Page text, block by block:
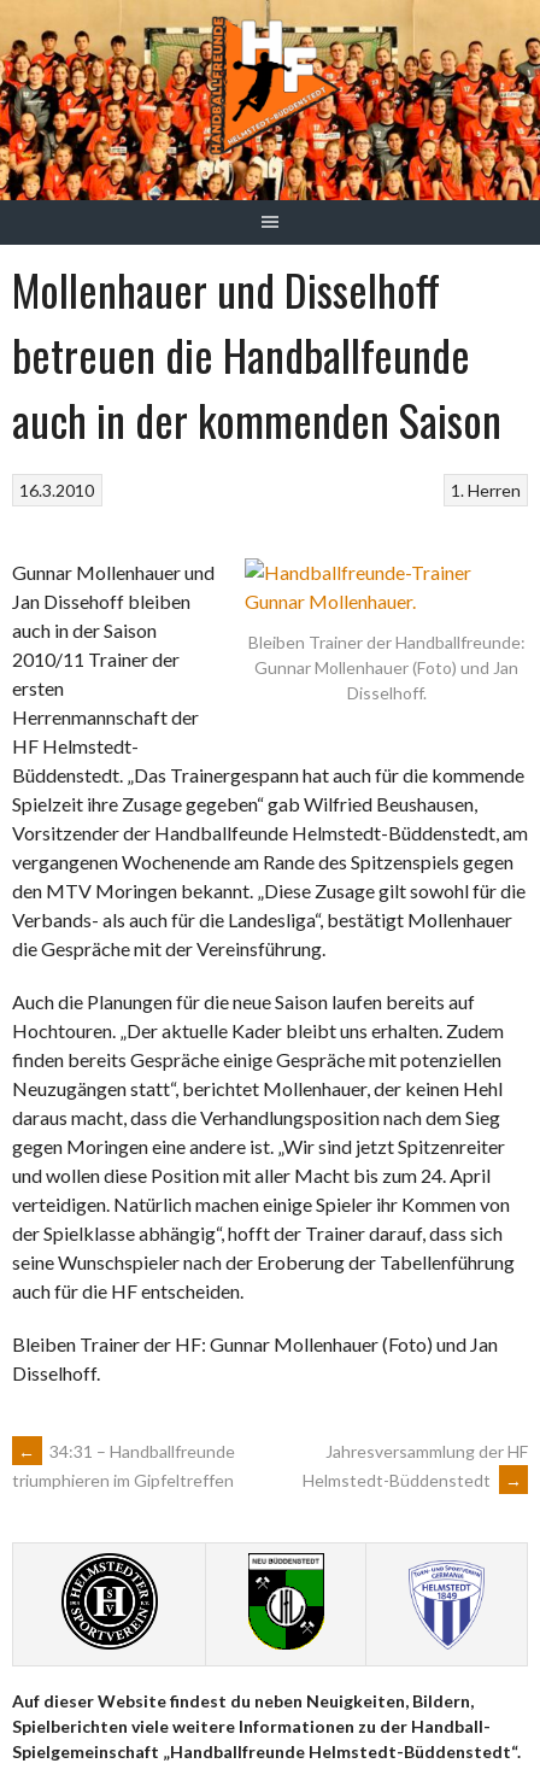
zum
Inhalt
Mollenhauer und Disselhoff
betreuen die Handballfeunde
auch in der kommenden Saison
1. Herren
16.3.2010
Bleiben Trainer der Handballfreunde:
Gunnar Mollenhauer (Foto) und Jan
Disselhoff.
Gunnar Mollenhauer und
Jan Dissehoff bleiben
auch in der Saison
2010/11 Trainer der
ersten
Herrenmannschaft der
HF Helmstedt-
Büddenstedt. „Das Trainergespann hat auch für die kommende
Spielzeit ihre Zusage gegeben“ gab Wilfried Beushausen,
Vorsitzender der Handballfeunde Helmstedt-Büddenstedt, am
vergangenen Wochenende am Rande des Spitzenspiels gegen
den MTV Moringen bekannt. „Diese Zusage gilt sowohl für die
Verbands- als auch für die Landesliga“, bestätigt Mollenhauer
die Gespräche mit der Vereinsführung.
Auch die Planungen für die neue Saison laufen bereits auf
Hochtouren. „Der aktuelle Kader bleibt uns erhalten. Zudem
finden bereits Gespräche einige Gespräche mit potenziellen
Neuzugängen statt“, berichtet Mollenhauer, der keinen Hehl
daraus macht, dass die Verhandlungsposition nach dem Sieg
gegen Moringen eine andere ist. „Wir sind jetzt Spitzenreiter
und wollen diese Position mit aller Macht bis zum 24. April
verteidigen. Natürlich machen einige Spieler ihr Kommen von
der Spielklasse abhängig“, hofft der Trainer darauf, dass sich
seine Wunschspieler nach der Eroberung der Tabellenführung
auch für die HF entscheiden.
Bleiben Trainer der HF: Gunnar Mollenhauer (Foto) und Jan
Disselhoff.
ARTIKEL-
NAVIGATION
←
34:31 – Handballfreunde
triumphieren im Gipfeltreffen
Jahresversammlung der HF
Helmstedt-Büddenstedt
→
Auf dieser Website findest du neben Neuigkeiten, Bildern,
Spielberichten viele weitere Informationen zu der Handball-
Spielgemeinschaft „Handballfreunde Helmstedt-Büddenstedt“.